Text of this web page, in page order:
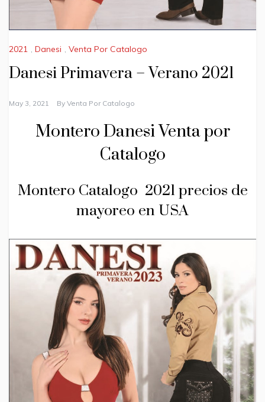
2021 , Danesi , Venta Por Catalogo
Danesi Primavera – Verano 2021
May 3, 2021 By Venta Por Catalogo
Montero Danesi Venta por
Catalogo
Montero Catalogo 2021 precios de
mayoreo en USA